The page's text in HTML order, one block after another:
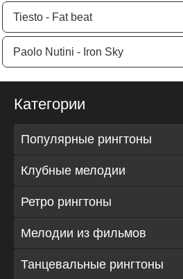
Tiesto - Fat beat
Paolo Nutini - Iron Sky
Категории
Популярные рингтоны
Клубные мелодии
Ретро рингтоны
Мелодии из фильмов
Танцевальные рингтоны